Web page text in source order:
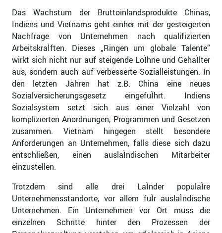
Das Wachstum der Bruttoinlandsprodukte Chinas,
Indiens und Vietnams geht einher mit der gesteigerten
Nachfrage von Unternehmen nach qualifizierten
ArbeitskraÌften. Dieses „Ringen um globale Talente“
wirkt sich nicht nur auf steigende LoÌhne und GehaÌlter
aus, sondern auch auf verbesserte Sozialleistungen. In
den letzten Jahren hat z.B. China eine neues
Sozialversicherungsgesetz eingefuÌhrt. Indiens
Sozialsystem setzt sich aus einer Vielzahl von
komplizierten Anordnungen, Programmen und Gesetzen
zusammen. Vietnam hingegen stellt besondere
Anforderungen an Unternehmen, falls diese sich dazu
entschließen, einen auslaÌndischen Mitarbeiter
einzustellen.
Trotzdem sind alle drei LaÌnder populaÌre
Unternehmensstandorte, vor allem fuÌr auslaÌndische
Unternehmen. Ein Unternehmen vor Ort muss die
einzelnen Schritte hinter den Prozessen der